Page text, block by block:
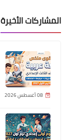
المشاركات الأخيرة
08 أغسطس 2026